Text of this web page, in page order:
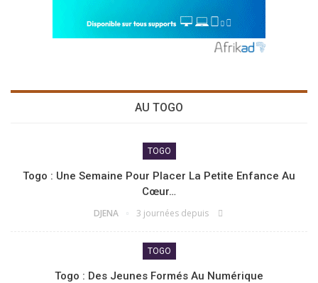
AU TOGO
TOGO
Togo : Une Semaine Pour Placer La Petite Enfance Au
Cœur…
DJENA 3 journées depuis
TOGO
Togo : Des Jeunes Formés Au Numérique